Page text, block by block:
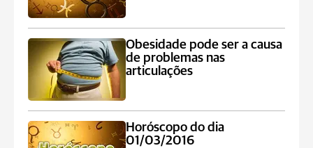
Obesidade pode ser a causa
de problemas nas
articulações
Horóscopo do dia
01/03/2016